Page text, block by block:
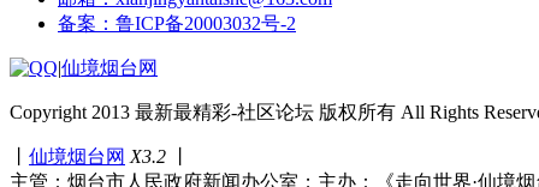
备案：鲁ICP备20003032号-2
|仙境烟台网
Copyright 2013 最新最精彩-社区论坛 版权所有 All Rights
仙境烟台网 X3.2
主管：烟台市人民政府新闻办公室；主办：《走向世界·仙境